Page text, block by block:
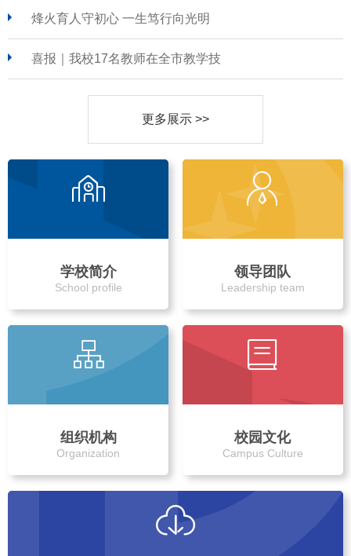
烽火育人守初心 一生笃行向光明
喜报｜我校17名教师在全市教学技
更多展示 >>
学校简介
School profile
领导团队
Leadership team
组织机构
Organization
校园文化
Campus Culture